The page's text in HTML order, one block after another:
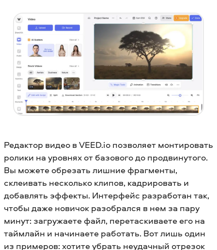
Редактор видео в VEED.io позволяет монтировать
ролики на уровнях от базового до продвинутого.
Вы можете обрезать лишние фрагменты,
склеивать несколько клипов, кадрировать и
добавлять эффекты. Интерфейс разработан так,
чтобы даже новичок разобрался в нем за пару
минут: загружаете файл, перетаскиваете его на
таймлайн и начинаете работать. Вот лишь один
из примеров: хотите убрать неудачный отрезок